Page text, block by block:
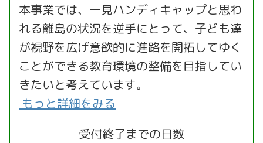
本事業では、一見ハンディキャップと思わ
れる離島の状況を逆手にとって、子ども達
が視野を広げ意欲的に進路を開拓してゆく
ことができる教育環境の整備を目指してい
きたいと考えています。
もっと詳細をみる
受付終了までの日数